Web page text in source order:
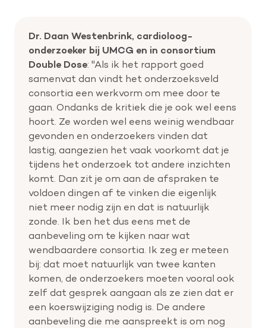
Dr. Daan Westenbrink, cardioloog-
onderzoeker bij UMCG en in consortium
Double Dose: "Als ik het rapport goed
samenvat dan vindt het onderzoeksveld
consortia een werkvorm om mee door te
gaan. Ondanks de kritiek die je ook wel eens
hoort. Ze worden wel eens weinig wendbaar
gevonden en onderzoekers vinden dat
lastig, aangezien het vaak voorkomt dat je
tijdens het onderzoek tot andere inzichten
komt. Dan zit je om aan de afspraken te
voldoen dingen af te vinken die eigenlijk
niet meer nodig zijn en dat is natuurlijk
zonde. Ik ben het dus eens met de
aanbeveling om te kijken naar wat
wendbaardere consortia. Ik zeg er meteen
bij: dat moet natuurlijk van twee kanten
komen, de onderzoekers moeten vooral ook
zelf dat gesprek aangaan als ze zien dat er
een koerswijziging nodig is. De andere
aanbeveling die me aanspreekt is om nog